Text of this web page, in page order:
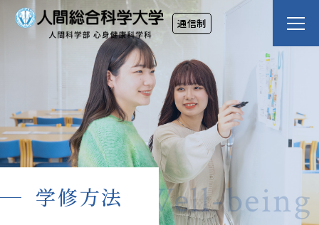
通信制
学科紹介
Department
資格・称号for Well-being
学修方法